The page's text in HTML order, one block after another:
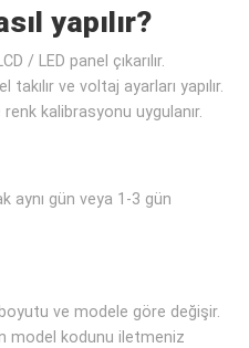
yapılır?
/ LED panel çıkarılır.
ve voltaj ayarları yapılır.
kalibrasyonu uygulanır.
aynı gün veya 1-3 gün
ve modele göre değişir.
model kodunu iletmeniz